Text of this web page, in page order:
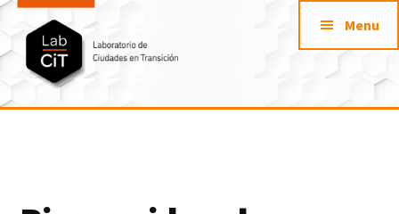
Saltar
contenido
principal
Saltar
la
barra
Skip
footer
Additional
menu
LabCit
Menu